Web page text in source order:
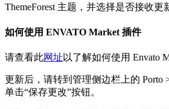
ThemeForest 主题，并选择是否接收更
如何使用 ENVATO Market 插件
请查看此网址 以了解如何使用 Envato
更新后，请转到管理侧边栏上的 Porto
单击“保存更改”按钮。